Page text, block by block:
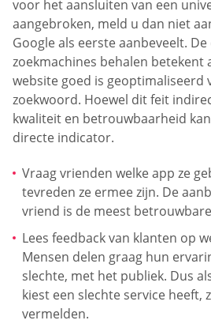
voor het aansluiten van een
aangebroken, meld u dan niet
Google als eerste aanbeveelt.
zoekmachines behalen betekent
website goed is geoptimaliseerd
zoekwoord. Hoewel dit feit
kwaliteit en betrouwbaarheid
directe indicator.
Vraag vrienden welke app ze
tevreden ze ermee zijn. De
vriend is de meest
Lees feedback van klanten op
Mensen delen graag hun
slechte, met het publiek. Dus
kiest een slechte service heeft,
vermelden.